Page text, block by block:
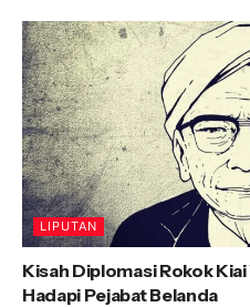
LIPUTAN
Kisah Diplomasi Rokok
Hadapi Pejabat Belanda